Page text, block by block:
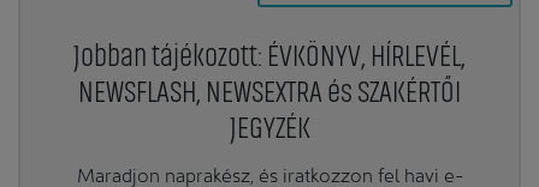
Jobban tájékozott: ÉVKÖNYV, HÍRLEVÉL,
NEWSFLASH, NEWSEXTRA és SZAKÉRTŐI
JEGYZÉK
Maradjon naprakész, és iratkozzon fel havi e-